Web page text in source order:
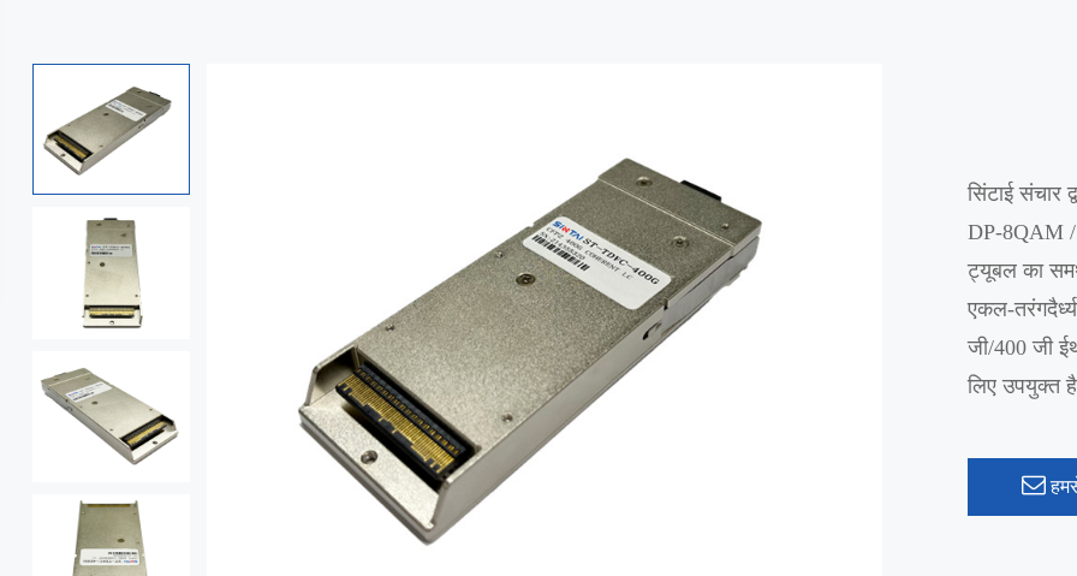
सिंटाई संचार
DP-8QAM
ट्यूबल का
एकल-
जी/400 जी
लिए उपयुक्त